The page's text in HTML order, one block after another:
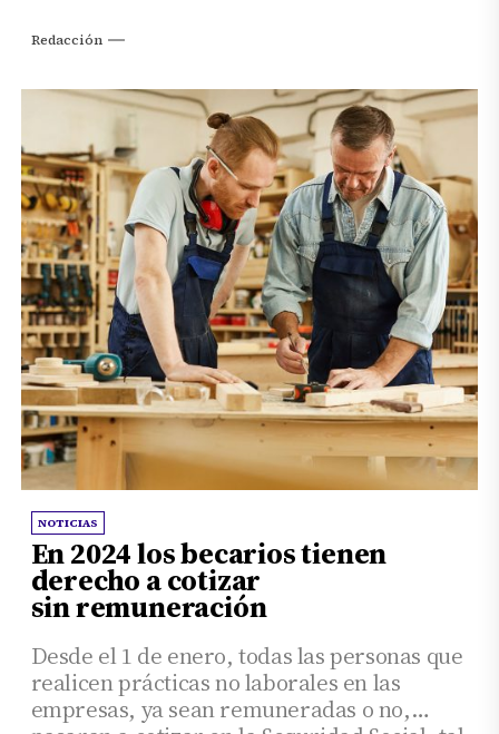
Redacción
NOTICIAS
En 2024 los becarios tienen
derecho a cotizar
sin remuneración
Desde el 1 de enero, todas las personas que
realicen prácticas no laborales en las
empresas, ya sean remuneradas o no,